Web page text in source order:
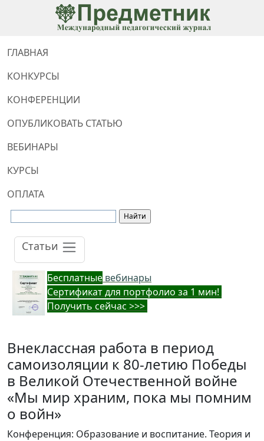
ГЛАВНАЯ
КОНКУРСЫ
КОНФЕРЕНЦИИ
ОПУБЛИКОВАТЬ СТАТЬЮ
ВЕБИНАРЫ
КУРСЫ
ОПЛАТА
Статьи
Бесплатные вебинары
Cертификат для портфолио за 1 мин!
Получить сейчас >>>
Внеклассная работа в период
самоизоляции к 80-летию Победы
в Великой Отечественной войне
«Мы мир храним, пока мы помним
о войн»
Конференция: Образование и воспитание. Теория и